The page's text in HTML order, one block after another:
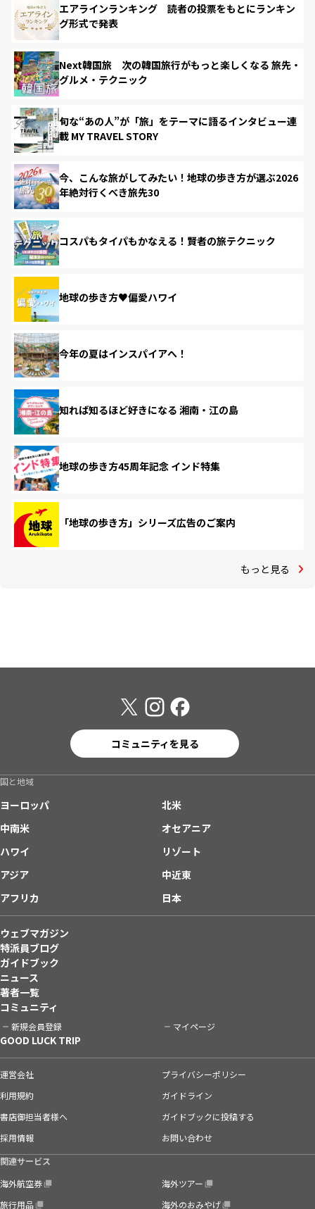
エアラインランキング 読者の投票をもとにランキン
グ形式で発表
Next韓国旅 次の韓国旅行がもっと楽しくなる 旅先・
グルメ・テクニック
旬な“あの人”が「旅」をテーマに語るインタビュー連
載 MY TRAVEL STORY
今、こんな旅がしてみたい！地球の歩き方が選ぶ2026
年絶対行くべき旅先30
コスパもタイパもかなえる！賢者の旅テクニック
地球の歩き方♥偏愛ハワイ
今年の夏はインスパイアへ！
知れば知るほど好きになる 湘南・江の島
地球の歩き方45周年記念 インド特集
「地球の歩き方」シリーズ広告のご案内
もっと見る
コミュニティを見る
国と地域
ヨーロッパ
北米
中南米
オセアニア
ハワイ
リゾート
アジア
中近東
アフリカ
日本
ウェブマガジン
特派員ブログ
ガイドブック
ニュース
著者一覧
コミュニティ
新規会員登録 マイページ
GOOD LUCK TRIP
運営会社
プライバシーポリシー
利用規約
ガイドライン
書店御担当者様へ
ガイドブックに投稿する
採用情報
お問い合わせ
関連サービス
海外航空券
海外ツアー
旅行用品
海外のおみやげ